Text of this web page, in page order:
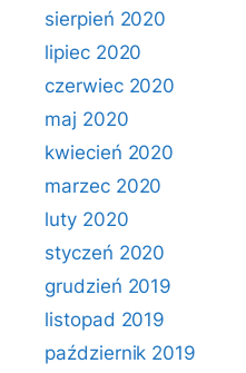
sierpień 2020
lipiec 2020
czerwiec 2020
maj 2020
kwiecień 2020
marzec 2020
luty 2020
styczeń 2020
grudzień 2019
listopad 2019
październik 2019